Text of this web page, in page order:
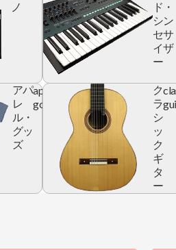
ノ
ド・
シン
セサ
イザ
ー
アパ
レ
ル・
グッ
ズ
apparel
goods
ク
ラ
シ
ッ
ク
ギ
タ
ー